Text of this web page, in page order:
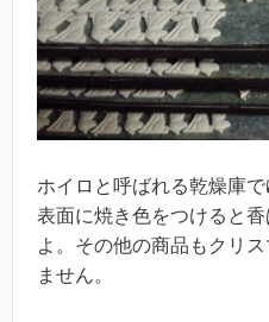
ホイロと呼ばれる乾燥庫
表面に焼き色をつけると
よ。その他の商品もクリ
ません。